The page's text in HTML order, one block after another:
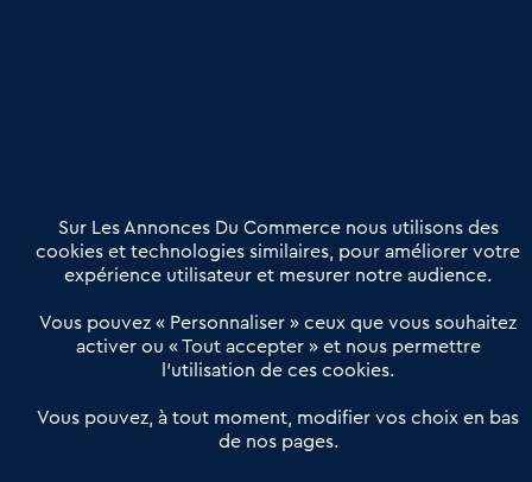
Offres Pro
Actualités
Qui sommes nous ?
Derniers articles
Réseau 3C : un partenaire national dédié aux transactions
Petitscommerces : Un partenariat au service du commerce de
proximité et des territoires
Sur Les Annonces Du Commerce nous utilisons des
cookies et technologies similaires, pour améliorer votre
expérience utilisateur et mesurer notre audience.
Vous pouvez « Personnaliser » ceux que vous souhaitez
activer ou « Tout accepter » et nous permettre
l’utilisation de ces cookies.
Vous pouvez, à tout moment, modifier vos choix en bas
de nos pages.